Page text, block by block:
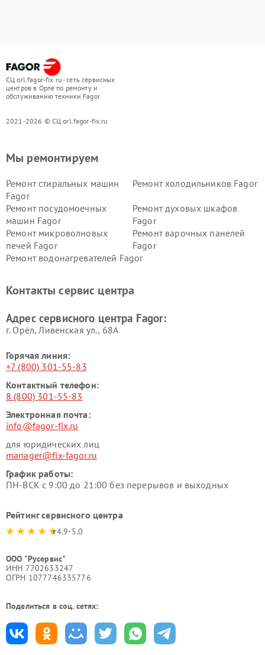
СЦ orl.fagor-fix.ru - сеть сервисных
центров в Орле по ремонту и
обслуживанию техники Fagor
2021-2026 © СЦ orl.fagor-fix.ru
Мы ремонтируем
Ремонт стиральных машин
Fagor
Ремонт холодильников Fagor
Ремонт посудомоечных
машин Fagor
Ремонт духовых шкафов
Fagor
Ремонт микроволновых
печей Fagor
Ремонт варочных панелей
Fagor
Ремонт водонагревателей Fagor
Контакты сервис центра
Адрес сервисного центра Fagor:
г. Орёл, Ливенская ул., 68А
Горячая линия:
+7 (800) 301-55-83
Контактный телефон:
8 (800) 301-55-83
Электронная почта:
info@fagor-fix.ru
для юридических лиц
manager@fix-fagor.ru
График работы:
ПН-ВСК с 9:00 до 21:00 без перерывов и выходных
Рейтинг сервисного центра
4.9-5.0
ООО "Русервис"
ИНН 7702633247
ОГРН 1077746335776
Поделиться в соц. сетях: